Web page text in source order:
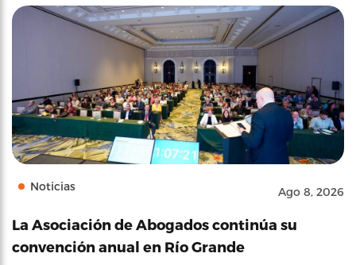
Noticias Ago 8, 2026
La Asociación de Abogados continúa su
convención anual en Río Grande